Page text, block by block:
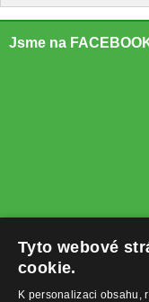
Jsme na
Tyto webové
cookie.
K personalizaci obsahu,